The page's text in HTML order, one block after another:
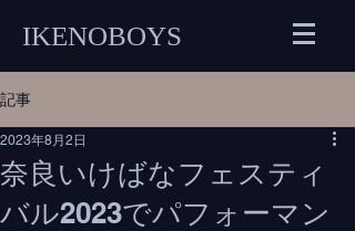
IKENOBOYS
記事
奈良いけばなフェスティ
バル2023でパフォーマン
2023年8月2日